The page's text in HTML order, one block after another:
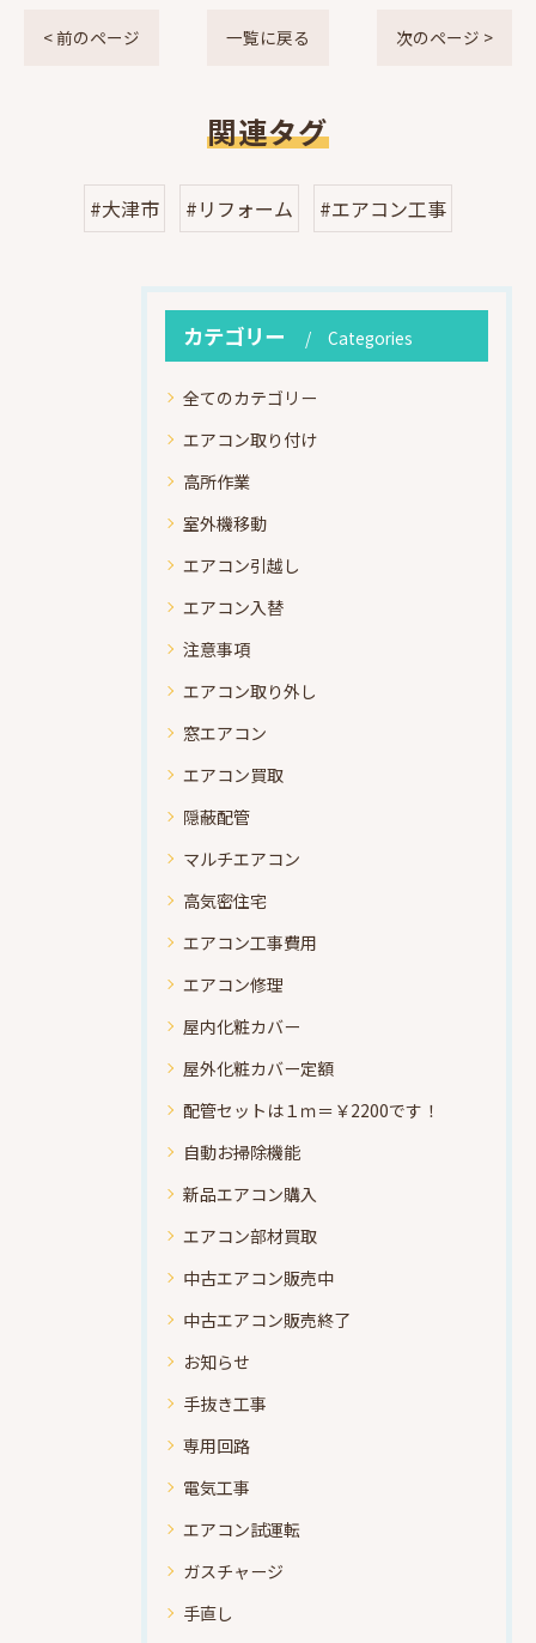
< 前のページ 一覧に戻る 次のページ >
関連タグ
#大津市 #リフォーム #エアコン工事
カテゴリー Categories
全てのカテゴリー
エアコン取り付け
高所作業
室外機移動
エアコン引越し
エアコン入替
注意事項
エアコン取り外し
窓エアコン
エアコン買取
隠蔽配管
マルチエアコン
高気密住宅
エアコン工事費用
エアコン修理
屋内化粧カバー
屋外化粧カバー定額
配管セットは１ｍ＝￥2200です！
自動お掃除機能
新品エアコン購入
エアコン部材買取
中古エアコン販売中
中古エアコン販売終了
お知らせ
手抜き工事
専用回路
電気工事
エアコン試運転
ガスチャージ
手直し